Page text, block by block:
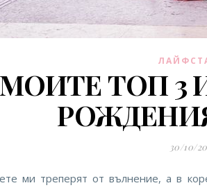
МОИТЕ ТОП 3
30/10/
ми треперят от вълнение, а в